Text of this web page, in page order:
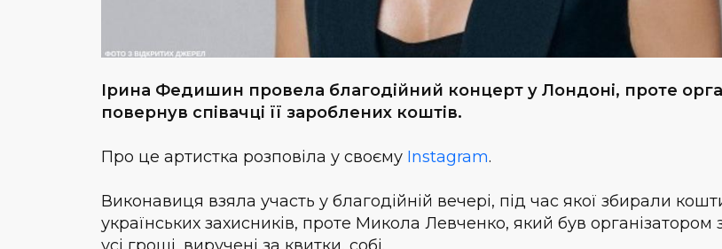
Ірина Федишин провела благодійний концерт у Лондоні, проте
повернув співачці її зароблених коштів.
Про це артистка розповіла у своєму Instagram.
Виконавиця взяла участь у благодійній вечері, під час якої збирали
українських захисників, проте Микола Левченко, який був організатором
усі гроші, виручені за квитки, собі.